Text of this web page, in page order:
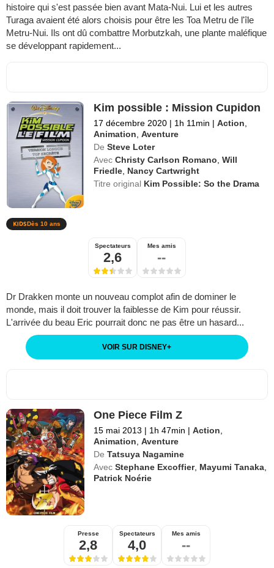
histoire qui s'est passée bien avant Mata-Nui. Lui et les autres
Turaga avaient été alors choisis pour être les Toa Metru de l'île
Metru-Nui. Ils ont dû combattre Morbutzkah, une plante maléfique
se développant rapidement...
Kim possible : Mission Cupidon
17 décembre 2020 | 1h 11min | Action
Animation ,Aventure
De Steve Loter
Avec Christy Carlson Romano ,Will
Friedle Nancy Cartwright
Titre original Kim Possible: So the Drama
Dès 10 ans
Spectateurs
2,6
Mes amis
--
Dr Drakken monte un nouveau complot afin de dominer le
monde, mais il doit trouver la faiblesse de Kim pour réussir.
L'arrivée du beau Eric pourrait donc ne pas être un hasard...
VOIR SUR DISNEY+
One Piece Film Z
15 mai 2013 | 1h 47min | Action
Animation ,Aventure
De Tatsuya Nagamine
Avec Stephane Excoffier, Mayumi Tanaka
Patrick Noérie
Presse
2,8
Spectateurs
4,0
Mes amis
--